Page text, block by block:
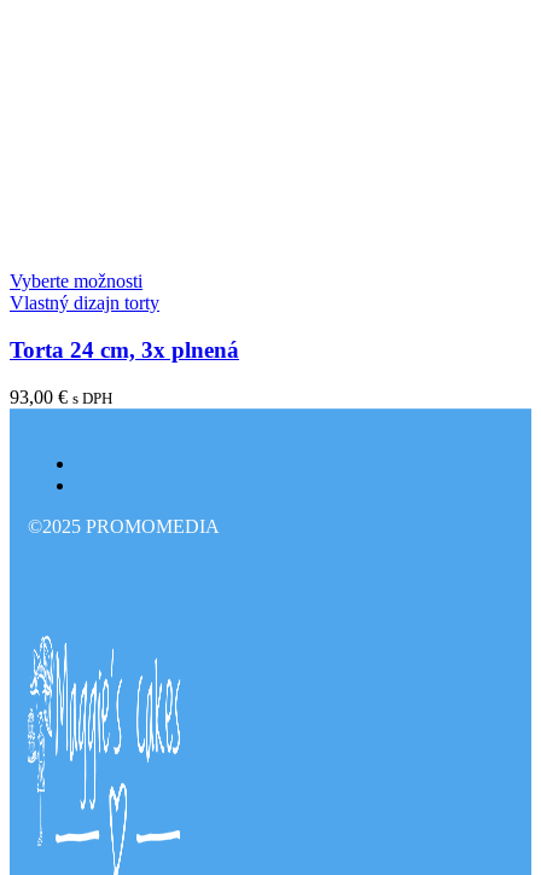
Vyberte možnosti
Vlastný dizajn torty
Torta 24 cm, 3x plnená
93,00 € s DPH
©2025 PROMOMEDIA